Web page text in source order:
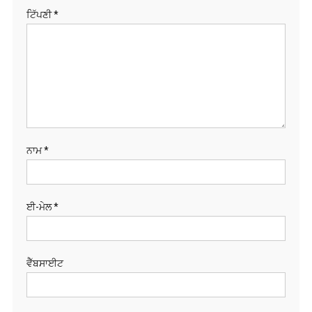
ਟਿੱਪਣੀ*
ਨਾਮ*
ਈ-ਮੇਲ*
ਵੈੱਬਸਾਈਟ